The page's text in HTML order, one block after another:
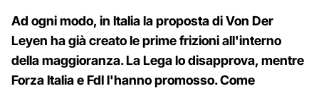
Ad ogni modo, in Italia la proposta di Von Der
Leyen ha già creato le prime frizioni all'interno
della maggioranza. La Lega lo disapprova, mentre
Forza Italia e FdI l'hanno promosso. Come